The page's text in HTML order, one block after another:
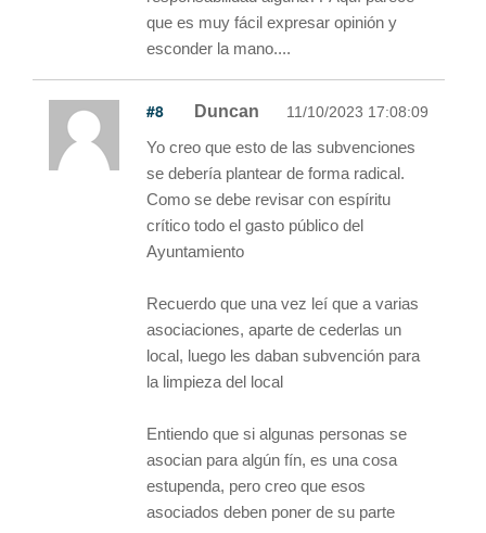
que es muy fácil expresar opinión y
esconder la mano....
#8 Duncan 11/10/2023 17:08:09
Yo creo que esto de las subvenciones
se debería plantear de forma radical.
Como se debe revisar con espíritu
crítico todo el gasto público del
Ayuntamiento
Recuerdo que una vez leí que a varias
asociaciones, aparte de cederlas un
local, luego les daban subvención para
la limpieza del local
Entiendo que si algunas personas se
asocian para algún fín, es una cosa
estupenda, pero creo que esos
asociados deben poner de su parte